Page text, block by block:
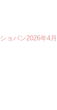
ショパン2026年4